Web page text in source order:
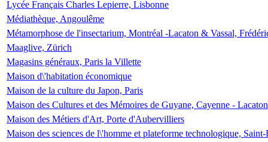
Lycée Français Charles Lepierre, Lisbonne
Médiathèque, Angoulême
Métamorphose de l'insectarium, Montréal -Lacaton & Vassal,
Maaglive, Zürich
Magasins généraux, Paris la Villette
Maison d\'habitation économique
Maison de la culture du Japon, Paris
Maison des Cultures et des Mémoires de Guyane, Cayenne -
Maison des Métiers d'Art, Porte d'Aubervilliers
Maison des sciences de l\'homme et plateforme technologique,